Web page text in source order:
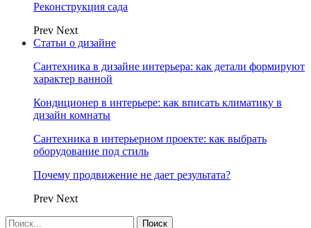
Реконструкция сада
Prev Next
Статьи о дизайне
Сантехника в дизайне интерьера: как детали формируют
характер ванной
Кондиционер в интерьере: как вписать климатику в
дизайн комнаты
Сантехника в интерьерном проекте: как выбрать
оборудование под стиль
Почему продвижение не дает результата?
Prev Next